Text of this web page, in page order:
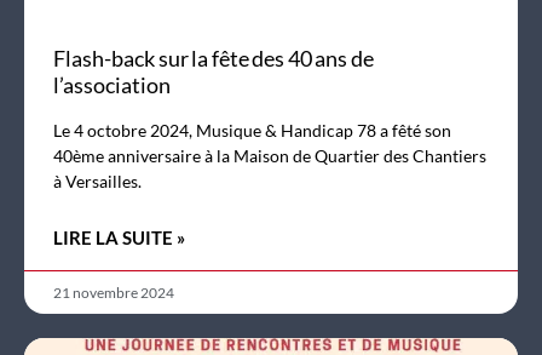
Flash-back sur la fête des 40 ans de
l’association
Le 4 octobre 2024, Musique & Handicap 78 a fêté son
40ème anniversaire à la Maison de Quartier des Chantiers
à Versailles.
LIRE LA SUITE »
21 novembre 2024